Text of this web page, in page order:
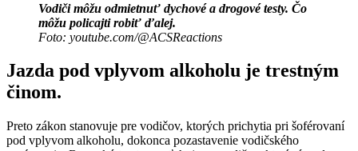
Vodiči môžu odmietnuť dychové a drogové testy. Čo
môžu policajti robiť ďalej.
Foto: youtube.com/@ACSReactions
Jazda pod vplyvom alkoholu je trestným
činom.
Preto zákon stanovuje pre vodičov, ktorých prichytia pri šoférovaní
pod vplyvom alkoholu, dokonca pozastavenie vodičského